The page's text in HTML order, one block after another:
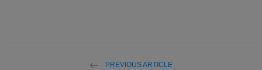
PREVIOUS ARTICLE